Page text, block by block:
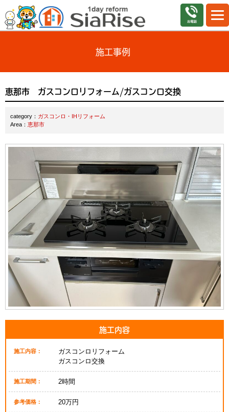
施工事例
恵那市 ガスコンロリフォーム/ガスコンロ交換
category： ガスコンロ・IHリフォーム
Area： 恵那市
施工内容
施工内容：
ガスコンロリフォーム
ガスコンロ交換
施工期間： 2時間
参考価格： 20万円